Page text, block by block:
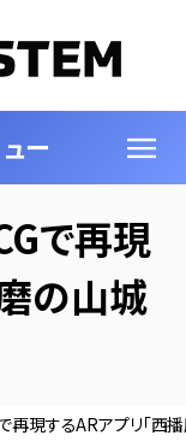
ー
で再現
の山城
現するARアプリ「西